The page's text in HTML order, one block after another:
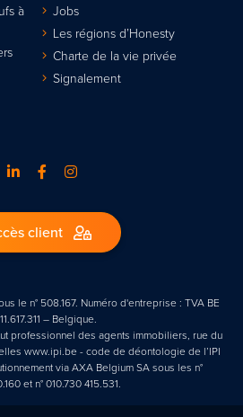
à
Jobs
Les régions d’Honesty
Charte de la vie privée
Signalement
client
le n° 508.167. Numéro d'entreprise : TVA BE
– Belgique.
professionnel des agents immobiliers, rue du
www.ipi.be - code de déontologie de l’IPI
via AXA Belgium SA sous les n°
et n° 010.730 415.531.